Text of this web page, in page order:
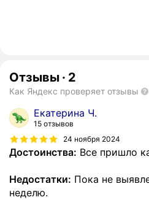
Отзывы · 2
Как Яндекс проверяет отзывы
Екатерина Ч.
15 отзывов
24 ноября 2024
Достоинства: Все пришло
Недостатки: Пока не
неделю.